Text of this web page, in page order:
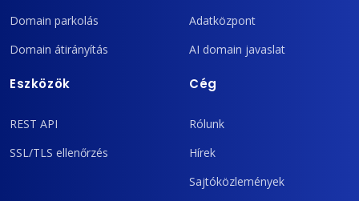
Domain parkolás
Domain átirányítás
Adatközpont
AI domain javaslat
Eszközök
REST API
SSL/TLS ellenőrzés
Cég
Rólunk
Hírek
Sajtóközlemények